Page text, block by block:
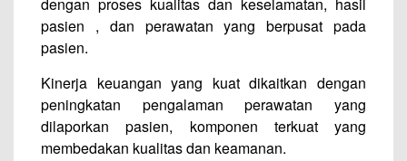
dengan proses kualitas dan keselamatan, hasil
pasien , dan perawatan yang berpusat pada
pasien.
Kinerja keuangan yang kuat dikaitkan dengan
peningkatan pengalaman perawatan yang
dilaporkan pasien, komponen terkuat yang
membedakan kualitas dan keamanan.